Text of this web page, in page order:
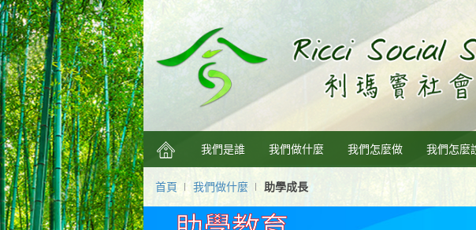
我們是誰 我們做什麼 我們怎麼做 我們怎麼
首頁 我們做什麼 助學成長